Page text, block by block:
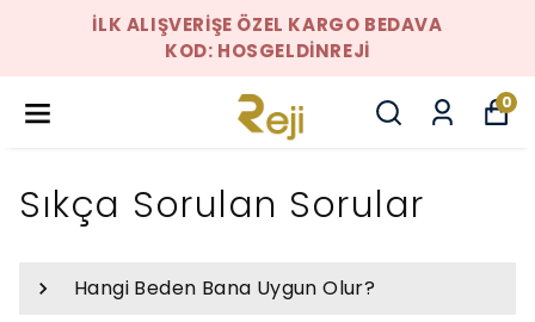
İLK ALIŞVERIŞE ÖZEL KARGO BEDAVA
KOD: HOSGELDINREJI
0
Sıkça Sorulan Sorular
Hangi Beden Bana Uygun Olur?